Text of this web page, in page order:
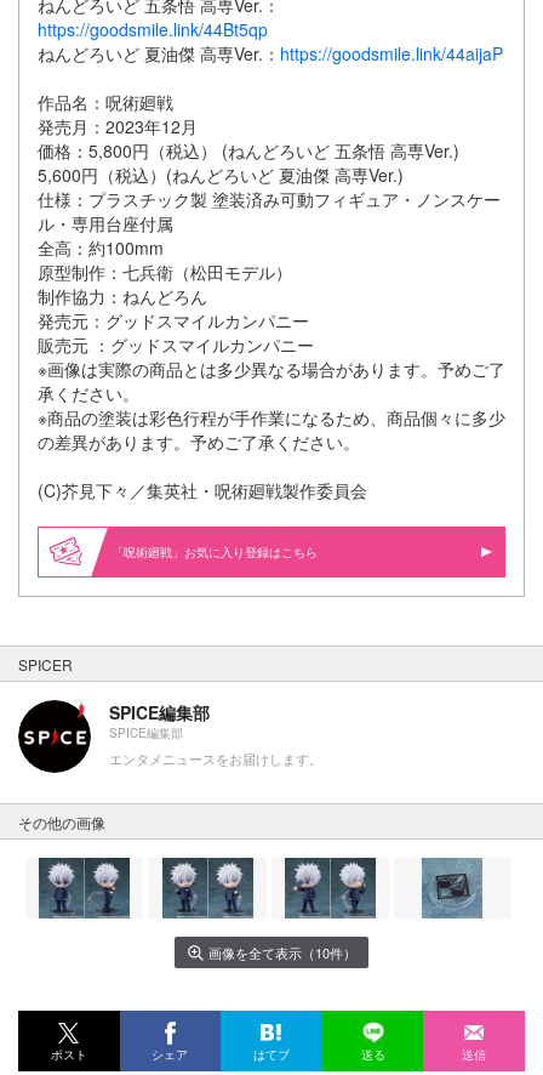
ねんどろいど 五条悟 高専Ver.：
https://goodsmile.link/44Bt5qp
ねんどろいど 夏油傑 高専Ver.： https://goodsmile.link/44aijaP
作品名：呪術廻戦
発売月：2023年12月
価格：5,800円（税込） (ねんどろいど 五条悟 高専Ver.)
5,600円（税込）(ねんどろいど 夏油傑 高専Ver.)
仕様：プラスチック製 塗装済み可動フィギュア・ノンスケー
ル・専用台座付属
全高：約100mm
原型制作：七兵衛（松田モデル）
制作協力：ねんどろん
発売元：グッドスマイルカンパニー
販売元 ：グッドスマイルカンパニー
※画像は実際の商品とは多少異なる場合があります。予めご了
承ください。
※商品の塗装は彩色行程が手作業になるため、商品個々に多少
の差異があります。予めご了承ください。
(C)芥見下々／集英社・呪術廻戦製作委員会
「呪術廻戦」お気に入り登録はこちら
SPICER
SPICE編集部
SPICE編集部
エンタメニュースをお届けします。
その他の画像
画像を全て表示（10件）
ポスト シェア はてブ 送る 送信